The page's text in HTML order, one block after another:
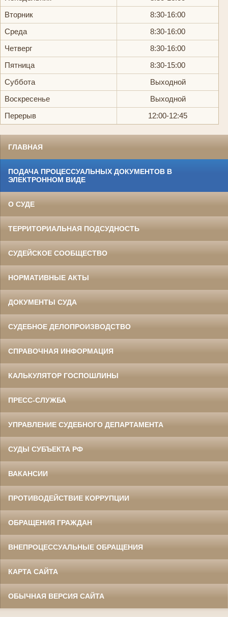
Вторник
8:30-16:00
Среда
8:30-16:00
Четверг
8:30-16:00
Пятница
8:30-15:00
Суббота
Выходной
Воскресенье
Выходной
Перерыв
12:00-12:45
ГЛАВНАЯ
ПОДАЧА ПРОЦЕССУАЛЬНЫХ ДОКУМЕНТОВ В
ЭЛЕКТРОННОМ ВИДЕ
О СУДЕ
ТЕРРИТОРИАЛЬНАЯ ПОДСУДНОСТЬ
СУДЕЙСКОЕ СООБЩЕСТВО
НОРМАТИВНЫЕ АКТЫ
ДОКУМЕНТЫ СУДА
СУДЕБНОЕ ДЕЛОПРОИЗВОДСТВО
СПРАВОЧНАЯ ИНФОРМАЦИЯ
КАЛЬКУЛЯТОР ГОСПОШЛИНЫ
ПРЕСС-СЛУЖБА
УПРАВЛЕНИЕ СУДЕБНОГО ДЕПАРТАМЕНТА
СУДЫ СУБЪЕКТА РФ
ВАКАНСИИ
ПРОТИВОДЕЙСТВИЕ КОРРУПЦИИ
ОБРАЩЕНИЯ ГРАЖДАН
ВНЕПРОЦЕССУАЛЬНЫЕ ОБРАЩЕНИЯ
КАРТА САЙТА
ОБЫЧНАЯ ВЕРСИЯ САЙТА